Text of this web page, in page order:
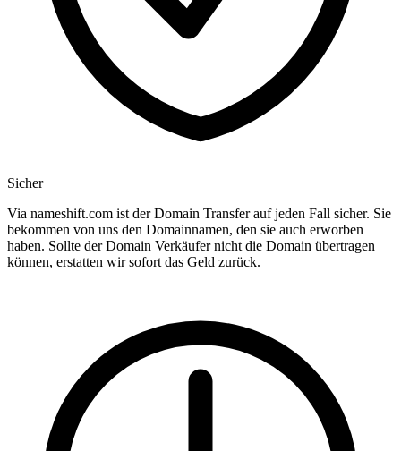
Sicher
Via nameshift.com ist der Domain Transfer auf jeden Fall sicher. Sie
bekommen von uns den Domainnamen, den sie auch erworben
haben. Sollte der Domain Verkäufer nicht die Domain übertragen
können, erstatten wir sofort das Geld zurück.